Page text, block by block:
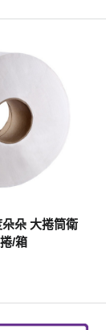
朵 大捲筒衛
/箱